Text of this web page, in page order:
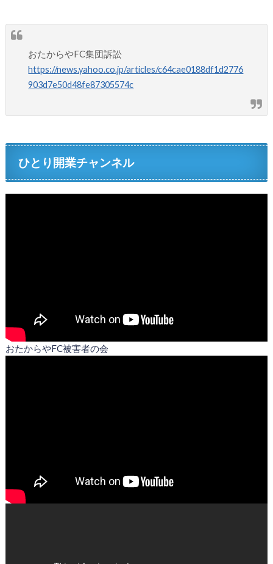
おたからやFC集団訴訟
https://news.yahoo.co.jp/articles/c64cae0188df1d2776
903d7e50d48fe87305574c
ひとり開業チャンネル
おたからやFC被害者の会